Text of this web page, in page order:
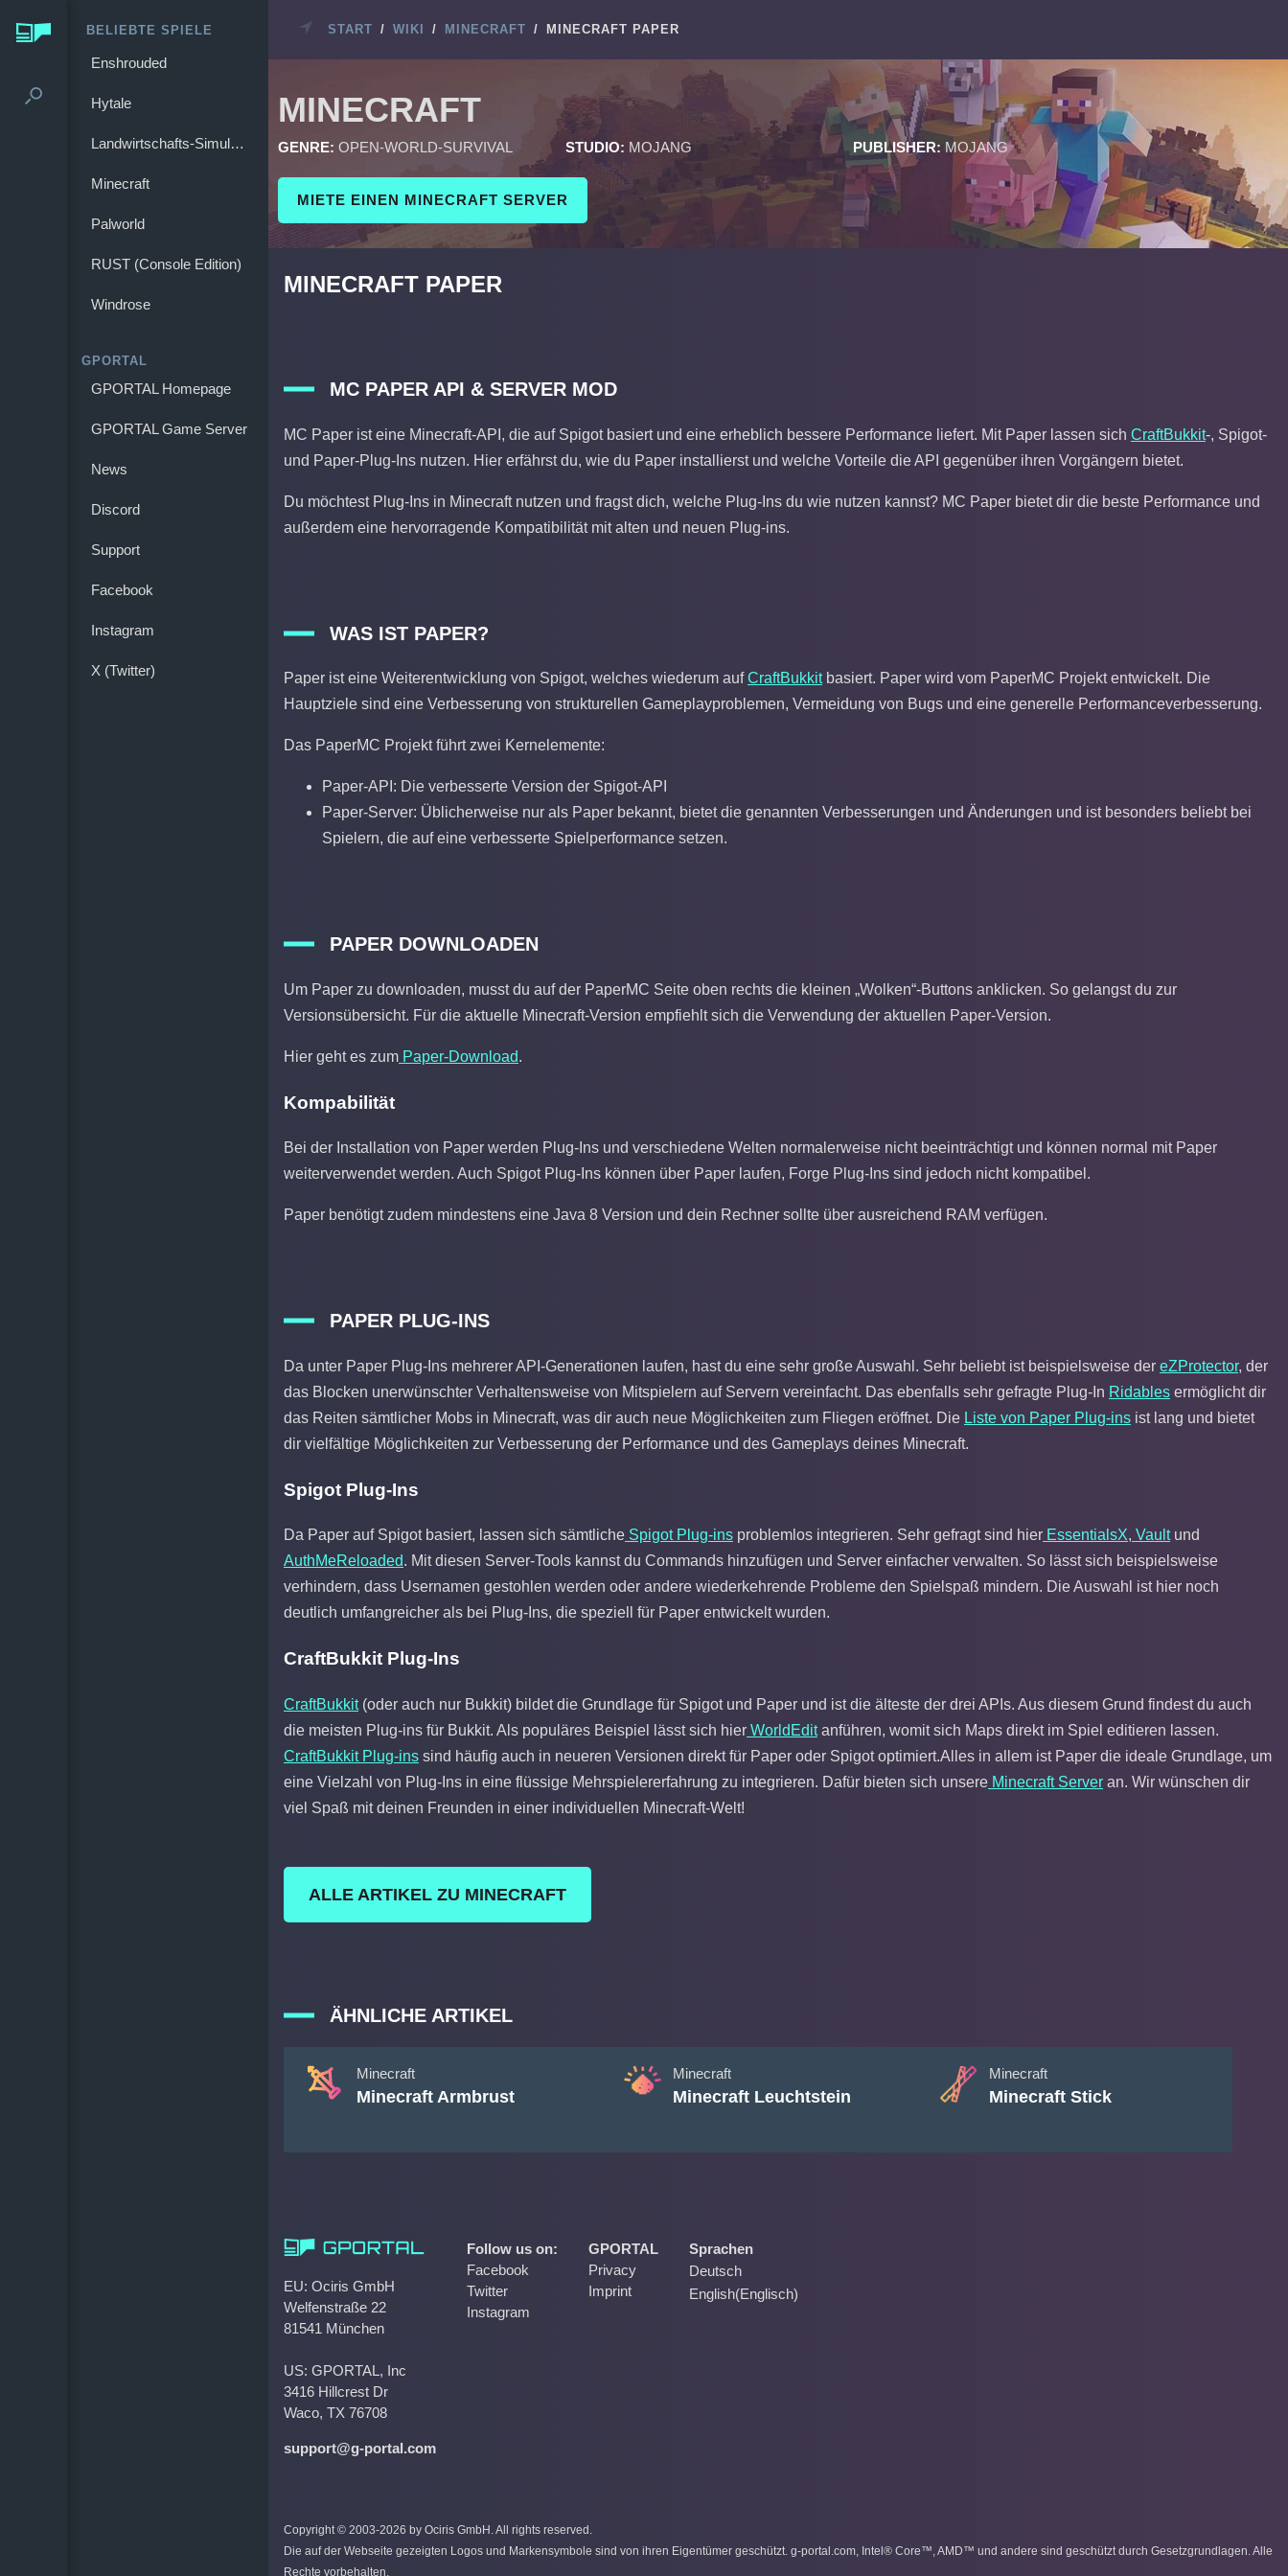
BELIEBTE SPIELE
Enshrouded
Hytale
Landwirtschafts-Simulator 25
Minecraft
Palworld
RUST (Console Edition)
Windrose
GPORTAL
GPORTAL Homepage
GPORTAL Game Server
News
Discord
Support
Facebook
Instagram
X (Twitter)
START / WIKI / MINECRAFT / MINECRAFT PAPER
MINECRAFT
GENRE: OPEN-WORLD-SURVIVAL STUDIO: MOJANG PUBLISHER: MOJANG
MIETE EINEN MINECRAFT SERVER
MINECRAFT PAPER
MC PAPER API & SERVER MOD
MC Paper ist eine Minecraft-API, die auf Spigot basiert und eine erheblich bessere Performance liefert. Mit Paper lassen sich CraftBukkit-, Spigot-
und Paper-Plug-Ins nutzen. Hier erfährst du, wie du Paper installierst und welche Vorteile die API gegenüber ihren Vorgängern bietet.
Du möchtest Plug-Ins in Minecraft nutzen und fragst dich, welche Plug-Ins du wie nutzen kannst? MC Paper bietet dir die beste Performance und
außerdem eine hervorragende Kompatibilität mit alten und neuen Plug-ins.
WAS IST PAPER?
Paper ist eine Weiterentwicklung von Spigot, welches wiederum aufCraftBukkitbasiert. Paper wird vom PaperMC Projekt entwickelt. Die
Hauptziele sind eine Verbesserung von strukturellen Gameplayproblemen, Vermeidung von Bugs und eine generelle Performanceverbesserung.
Das PaperMC Projekt führt zwei Kernelemente:
Paper-API: Die verbesserte Version der Spigot-API
Paper-Server: Üblicherweise nur als Paper bekannt, bietet die genannten Verbesserungen und Änderungen und ist besonders beliebt bei
Spielern, die auf eine verbesserte Spielperformance setzen.
PAPER DOWNLOADEN
Um Paper zu downloaden, musst du auf der PaperMC Seite oben rechts die kleinen „Wolken“-Buttons anklicken. So gelangst du zur
Versionsübersicht. Für die aktuelle Minecraft-Version empfiehlt sich die Verwendung der aktuellen Paper-Version.
Hier geht es zum Paper-Download.
Kompabilität
Bei der Installation von Paper werden Plug-Ins und verschiedene Welten normalerweise nicht beeinträchtigt und können normal mit Paper
weiterverwendet werden. Auch Spigot Plug-Ins können über Paper laufen, Forge Plug-Ins sind jedoch nicht kompatibel.
Paper benötigt zudem mindestens eine Java 8 Version und dein Rechner sollte über ausreichend RAM verfügen.
PAPER PLUG-INS
Da unter Paper Plug-Ins mehrerer API-Generationen laufen, hast du eine sehr große Auswahl. Sehr beliebt ist beispielsweise der eZProtector, der
das Blocken unerwünschter Verhaltensweise von Mitspielern auf Servern vereinfacht. Das ebenfalls sehr gefragte Plug-In Ridables ermöglicht dir
das Reiten sämtlicher Mobs in Minecraft, was dir auch neue Möglichkeiten zum Fliegen eröffnet. Die Liste von Paper Plug-ins ist lang und bietet
dir vielfältige Möglichkeiten zur Verbesserung der Performance und des Gameplays deines Minecraft.
Spigot Plug-Ins
Da Paper auf Spigot basiert, lassen sich sämtliche Spigot Plug-ins problemlos integrieren. Sehr gefragt sind hier EssentialsX, Vaultund
AuthMeReloaded. Mit diesen Server-Tools kannst du Commands hinzufügen und Server einfacher verwalten. So lässt sich beispielsweise
verhindern, dass Usernamen gestohlen werden oder andere wiederkehrende Probleme den Spielspaß mindern. Die Auswahl ist hier noch
deutlich umfangreicher als bei Plug-Ins, die speziell für Paper entwickelt wurden.
CraftBukkit Plug-Ins
CraftBukkit(oder auch nur Bukkit) bildet die Grundlage für Spigot und Paper und ist die älteste der drei APIs. Aus diesem Grund findest du auch
die meisten Plug-ins für Bukkit. Als populäres Beispiel lässt sich hier WorldEditanführen, womit sich Maps direkt im Spiel editieren lassen.
CraftBukkit Plug-ins sind häufig auch in neueren Versionen direkt für Paper oder Spigot optimiert.Alles in allem ist Paper die ideale Grundlage, um
eine Vielzahl von Plug-Ins in eine flüssige Mehrspielererfahrung zu integrieren. Dafür bieten sich unsere Minecraft Server an. Wir wünschen dir
viel Spaß mit deinen Freunden in einer individuellen Minecraft-Welt!
ALLE ARTIKEL ZU MINECRAFT
ÄHNLICHE ARTIKEL
Minecraft
Minecraft Armbrust
Minecraft
Minecraft Leuchtstein
Minecraft
Minecraft Stick
EU: Ociris GmbH
Welfenstraße 22
81541 München
US: GPORTAL, Inc
3416 Hillcrest Dr
Waco, TX 76708
support@g-portal.com
Follow us on:
Facebook
Twitter
Instagram
GPORTAL
Privacy
Imprint
Sprachen
Deutsch
English(Englisch)
Copyright © 2003-2026 by Ociris GmbH. All rights reserved.
Die auf der Webseite gezeigten Logos und Markensymbole sind von ihren Eigentümer geschützt. g-portal.com, Intel® Core™, AMD™ und andere sind geschützt durch Gesetzgrundlagen. Alle
Rechte vorbehalten.